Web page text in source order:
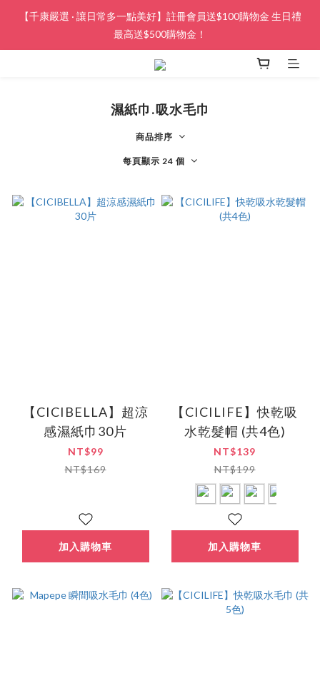
【千康嚴選 · 讓日常多一點美好】註冊會員送$100購物金 生日禮
最高送$500購物金！
濕紙巾.吸水毛巾
商品排序
每頁顯示 24 個
【CICIBELLA】超涼
感濕紙巾30片
NT$99
NT$169
加入購物車
【CICILIFE】快乾吸
水乾髮帽 (共4色)
NT$139
NT$199
加入購物車